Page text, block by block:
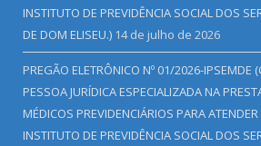
INSTITUTO DE PREVIDÊNCIA SOCIAL DOS
DE DOM ELISEU.) 14 de julho de 2026
PREGÃO ELETRÔNICO Nº 01/2026-IPSEMDE
PESSOA JURÍDICA ESPECIALIZADA NA
MÉDICOS PREVIDENCIÁRIOS PARA
INSTITUTO DE PREVIDÊNCIA SOCIAL DOS